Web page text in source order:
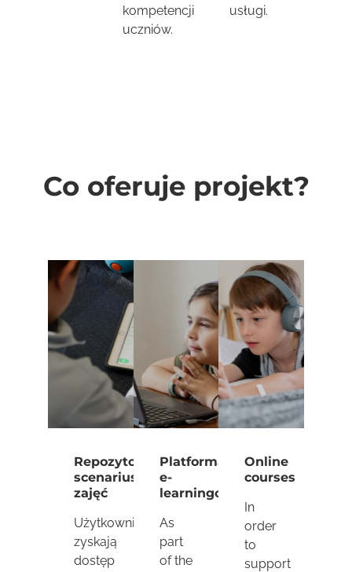
kompetencji
uczniów.
usługi.
Co oferuje projekt?
Repozytorium
scenariuszy
zajęć
Użytkownicy
zyskają
dostęp
Platforma
e-
learningowa
As
part
of the
Online
courses
In
order
to
support